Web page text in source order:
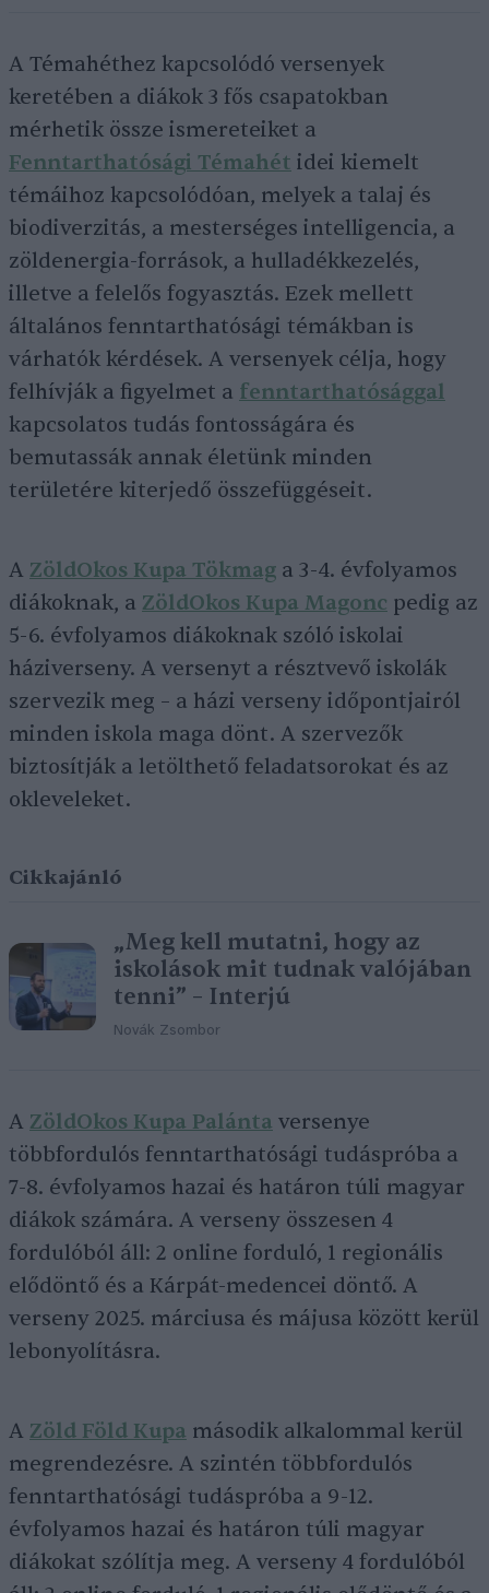
A Témahéthez kapcsolódó versenyek
keretében a diákok 3 fős csapatokban
mérhetik össze ismereteiket a
Fenntarthatósági Témahét idei kiemelt
témáihoz kapcsolódóan, melyek a talaj és
biodiverzitás, a mesterséges intelligencia, a
zöldenergia-források, a hulladékkezelés,
illetve a felelős fogyasztás. Ezek mellett
általános fenntarthatósági témákban is
várhatók kérdések. A versenyek célja, hogy
felhívják a figyelmet a fenntarthatósággal
kapcsolatos tudás fontosságára és
bemutassák annak életünk minden
területére kiterjedő összefüggéseit.
A ZöldOkos Kupa Tökmag a 3-4. évfolyamos
diákoknak, a ZöldOkos Kupa Magonc pedig az
5-6. évfolyamos diákoknak szóló iskolai
háziverseny. A versenyt a résztvevő iskolák
szervezik meg – a házi verseny időpontjairól
minden iskola maga dönt. A szervezők
biztosítják a letölthető feladatsorokat és az
okleveleket.
Cikkajánló
„Meg kell mutatni, hogy az
iskolások mit tudnak valójában
tenni” – Interjú
Novák Zsombor
A ZöldOkos Kupa Palánta versenye
többfordulós fenntarthatósági tudáspróba a
7-8. évfolyamos hazai és határon túli magyar
diákok számára. A verseny összesen 4
fordulóból áll: 2 online forduló, 1 regionális
elődöntő és a Kárpát-medencei döntő. A
verseny 2025. márciusa és májusa között kerül
lebonyolításra.
A Zöld Föld Kupa második alkalommal kerül
megrendezésre. A szintén többfordulós
fenntarthatósági tudáspróba a 9-12.
évfolyamos hazai és határon túli magyar
diákokat szólítja meg. A verseny 4 fordulóból